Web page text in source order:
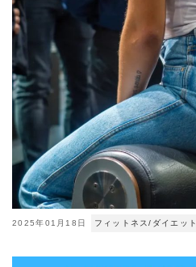
2025年01月18日 フィットネス/ダイエット